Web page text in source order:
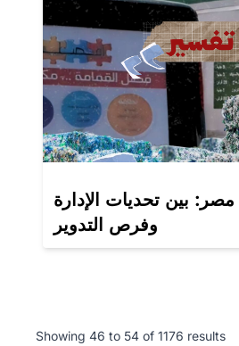
بين تحديات الإدارة
وفرص التدوير
Showing 46 to 54 of 1176 results